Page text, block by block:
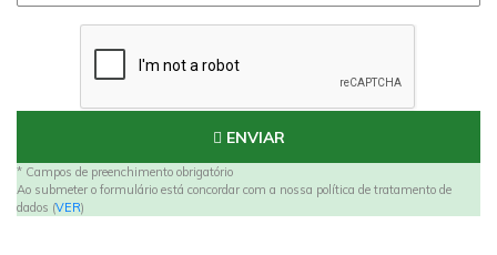
ENVIAR
* Campos de preenchimento obrigatório
Ao submeter o formulário está concordar com a nossa política de tratamento de
dados (VER)